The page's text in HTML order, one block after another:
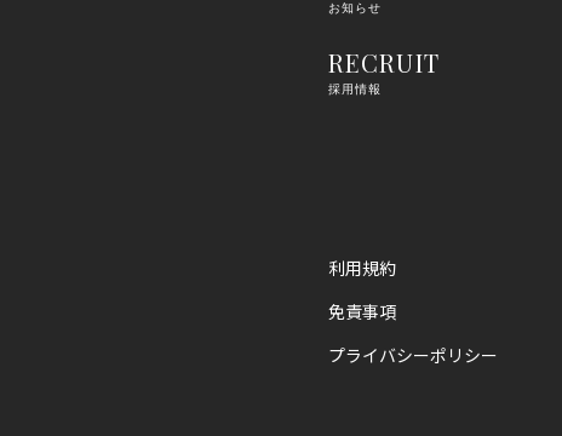
お知らせ
RECRUIT
採用情報
利用規約
免責事項
プライバシーポリシー